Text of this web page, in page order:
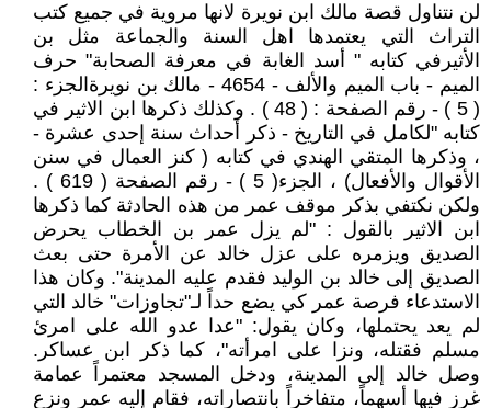
لن نتناول قصة مالك ابن نويرة لانها مروية في جميع كتب
التراث التي يعتمدها اهل السنة والجماعة مثل بن
الأثيرفي كتابه " أسد الغابة في معرفة الصحابة" حرف
الميم - باب الميم والألف - 4654 - مالك بن نويرةالجزء :
( 5 ) - رقم الصفحة : ( 48 ) . وكذلك ذكرها ابن الاثير في
كتابه "لكامل في التاريخ - ذكر أحداث سنة إحدى عشرة -
، وذكرها المتقي الهندي في كتابه ( كنز العمال في سنن
الأقوال والأفعال) ، الجزء( 5 ) - رقم الصفحة ( 619 ) .
ولكن نكتفي بذكر موقف عمر من هذه الحادثة كما ذكرها
ابن الاثير بالقول : "لم يزل عمر بن الخطاب يحرض
الصديق ويزمره على عزل خالد عن الأمرة حتى بعث
الصديق إلى خالد بن الوليد فقدم عليه المدينة". وكان هذا
الاستدعاء فرصة عمر كي يضع حداً لـ"تجاوزات" خالد التي
لم يعد يحتملها، وكان يقول: "عدا عدو الله على امرئ
مسلم فقتله، ونزا على امرأته"، كما ذكر ابن عساكر.
وصل خالد إلى المدينة، ودخل المسجد معتمراً عمامة
غرز فيها أسهماً، متفاخراً بانتصاراته، فقام إليه عمر ونزع